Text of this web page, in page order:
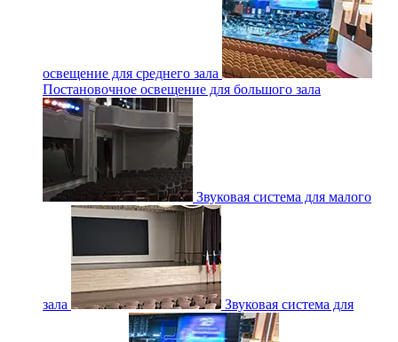
освещение для среднего зала
Постановочное освещение для большого зала
Звуковая система для малого
зала Звуковая система для